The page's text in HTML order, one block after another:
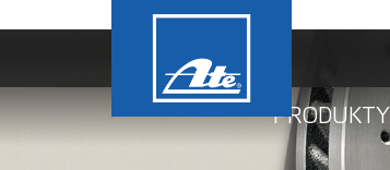
PRODUKTY